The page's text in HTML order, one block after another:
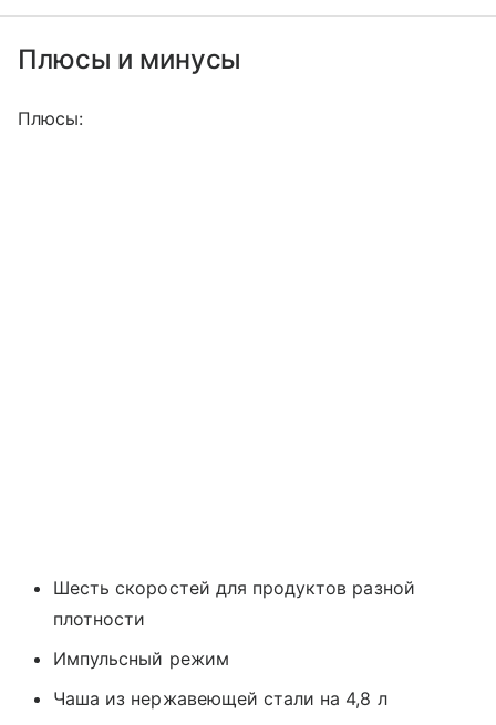
Плюсы и минусы
Плюсы:
Шесть скоростей для продуктов разной
плотности
Импульсный режим
Чаша из нержавеющей стали на 4,8 л